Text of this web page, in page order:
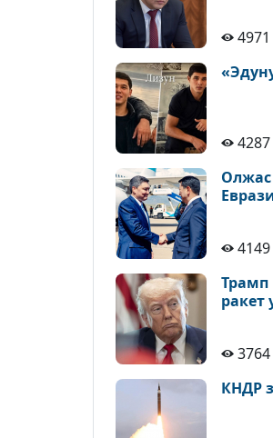
4971
4287
Олжас
4149
Трамп
ракет
3764
КНДР